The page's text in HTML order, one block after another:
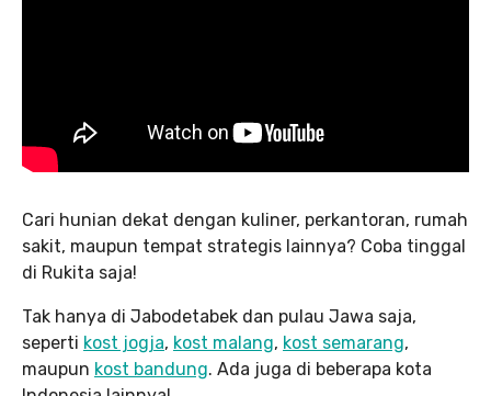
Cari hunian dekat dengan kuliner, perkantoran, rumah
sakit, maupun tempat strategis lainnya? Coba tinggal
di Rukita saja!
Tak hanya di Jabodetabek dan pulau Jawa saja,
seperti kost jogja, kost malang, kost semarang,
maupun kost bandung. Ada juga di beberapa kota